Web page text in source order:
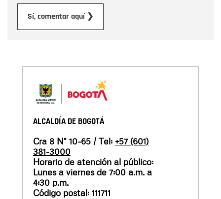
Sí, comentar aquí ❯
ALCALDÍA DE BOGOTÁ
Cra 8 N° 10-65 / Tel: +57 (601)
381-3000
Horario de atención al público:
Lunes a viernes de 7:00 a.m. a
4:30 p.m.
Código postal: 111711